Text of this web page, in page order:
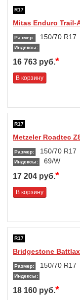
R17
Mitas Enduro Trail-
Размер: 150/70 R17
Индексы:
16 763 руб.*
В корзину
R17
Metzeler Roadtec
Размер: 150/70 R17
Индексы: 69/W
17 204 руб.*
В корзину
R17
Bridgestone
Размер: 150/70 R17
Индексы:
18 160 руб.*